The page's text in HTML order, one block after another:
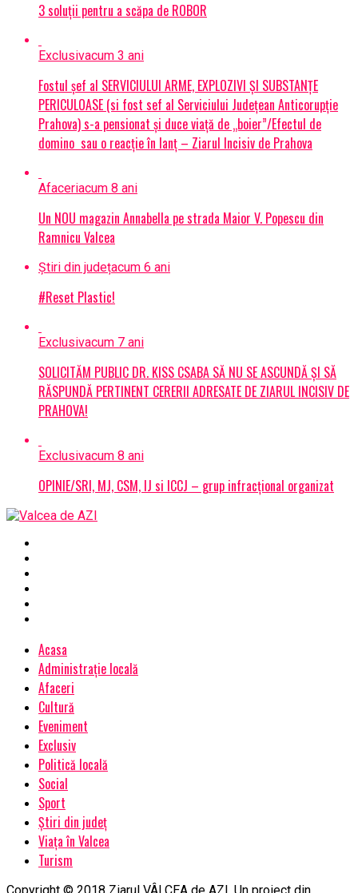
3 soluții pentru a scăpa de ROBOR
Exclusivacum 3 ani
Fostul șef al SERVICIULUI ARME, EXPLOZIVI ŞI SUBSTANŢE
PERICULOASE (si fost sef al Serviciului Judeţean Anticorupţie
Prahova) s-a pensionat și duce viață de „boier”/Efectul de
domino sau o reacție în lanț – Ziarul Incisiv de Prahova
Afaceriacum 8 ani
Un NOU magazin Annabella pe strada Maior V. Popescu din
Ramnicu Valcea
Știri din județacum 6 ani
#Reset Plastic!
Exclusivacum 7 ani
SOLICITĂM PUBLIC DR. KISS CSABA SĂ NU SE ASCUNDĂ ȘI SĂ
RĂSPUNDĂ PERTINENT CERERII ADRESATE DE ZIARUL INCISIV DE
PRAHOVA!
Exclusivacum 8 ani
OPINIE/SRI, MJ, CSM, IJ si ICCJ – grup infracțional organizat
Acasa
Administrație locală
Afaceri
Cultură
Eveniment
Exclusiv
Politică locală
Social
Sport
Știri din județ
Viața în Valcea
Turism